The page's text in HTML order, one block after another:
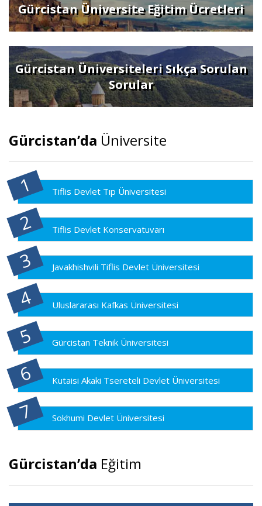
Gürcistan Üniversite Eğitim Ücretleri
Gürcistan Üniversiteleri Sıkça Sorulan
Sorular
Gürcistan’da Üniversite
Tiflis Devlet Tıp Üniversitesi
Tiflis Devlet Konservatuvarı
Javakhishvili Tiflis Devlet Üniversitesi
Uluslararası Kafkas Üniversitesi
Gürcistan Teknik Üniversitesi
Kutaisi Akaki Tsereteli Devlet Üniversitesi
Sokhumi Devlet Üniversitesi
Gürcistan’da Eğitim